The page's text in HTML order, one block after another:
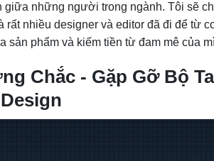
giữa những người trong ngành. Tôi sẽ
nhiều designer và editor đã đi để từ
phẩm và kiếm tiền từ đam mê của
Chắc - Gặp Gỡ Bộ